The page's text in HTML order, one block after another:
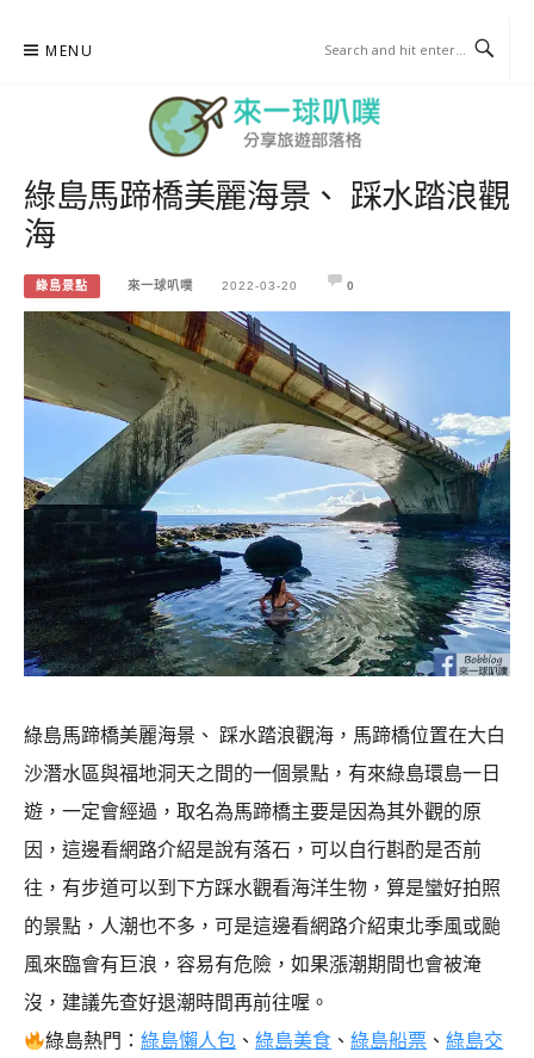
MENU
來一球叭噗
分享日本自助部落格
綠島馬蹄橋美麗海景、 踩水踏浪觀
海
綠島景點 來一球叭噗 2022-03-20 0
綠島馬蹄橋美麗海景、 踩水踏浪觀海，馬蹄橋位置在大白
沙潛水區與福地洞天之間的一個景點，有來綠島環島一日
遊，一定會經過，取名為馬蹄橋主要是因為其外觀的原
因，這邊看網路介紹是說有落石，可以自行斟酌是否前
往，有步道可以到下方踩水觀看海洋生物，算是蠻好拍照
的景點，人潮也不多，可是這邊看網路介紹東北季風或颱
風來臨會有巨浪，容易有危險，如果漲潮期間也會被淹
沒，建議先查好退潮時間再前往喔。
綠島熱門：綠島懶人包 、綠島美食 、綠島船票 、綠島交